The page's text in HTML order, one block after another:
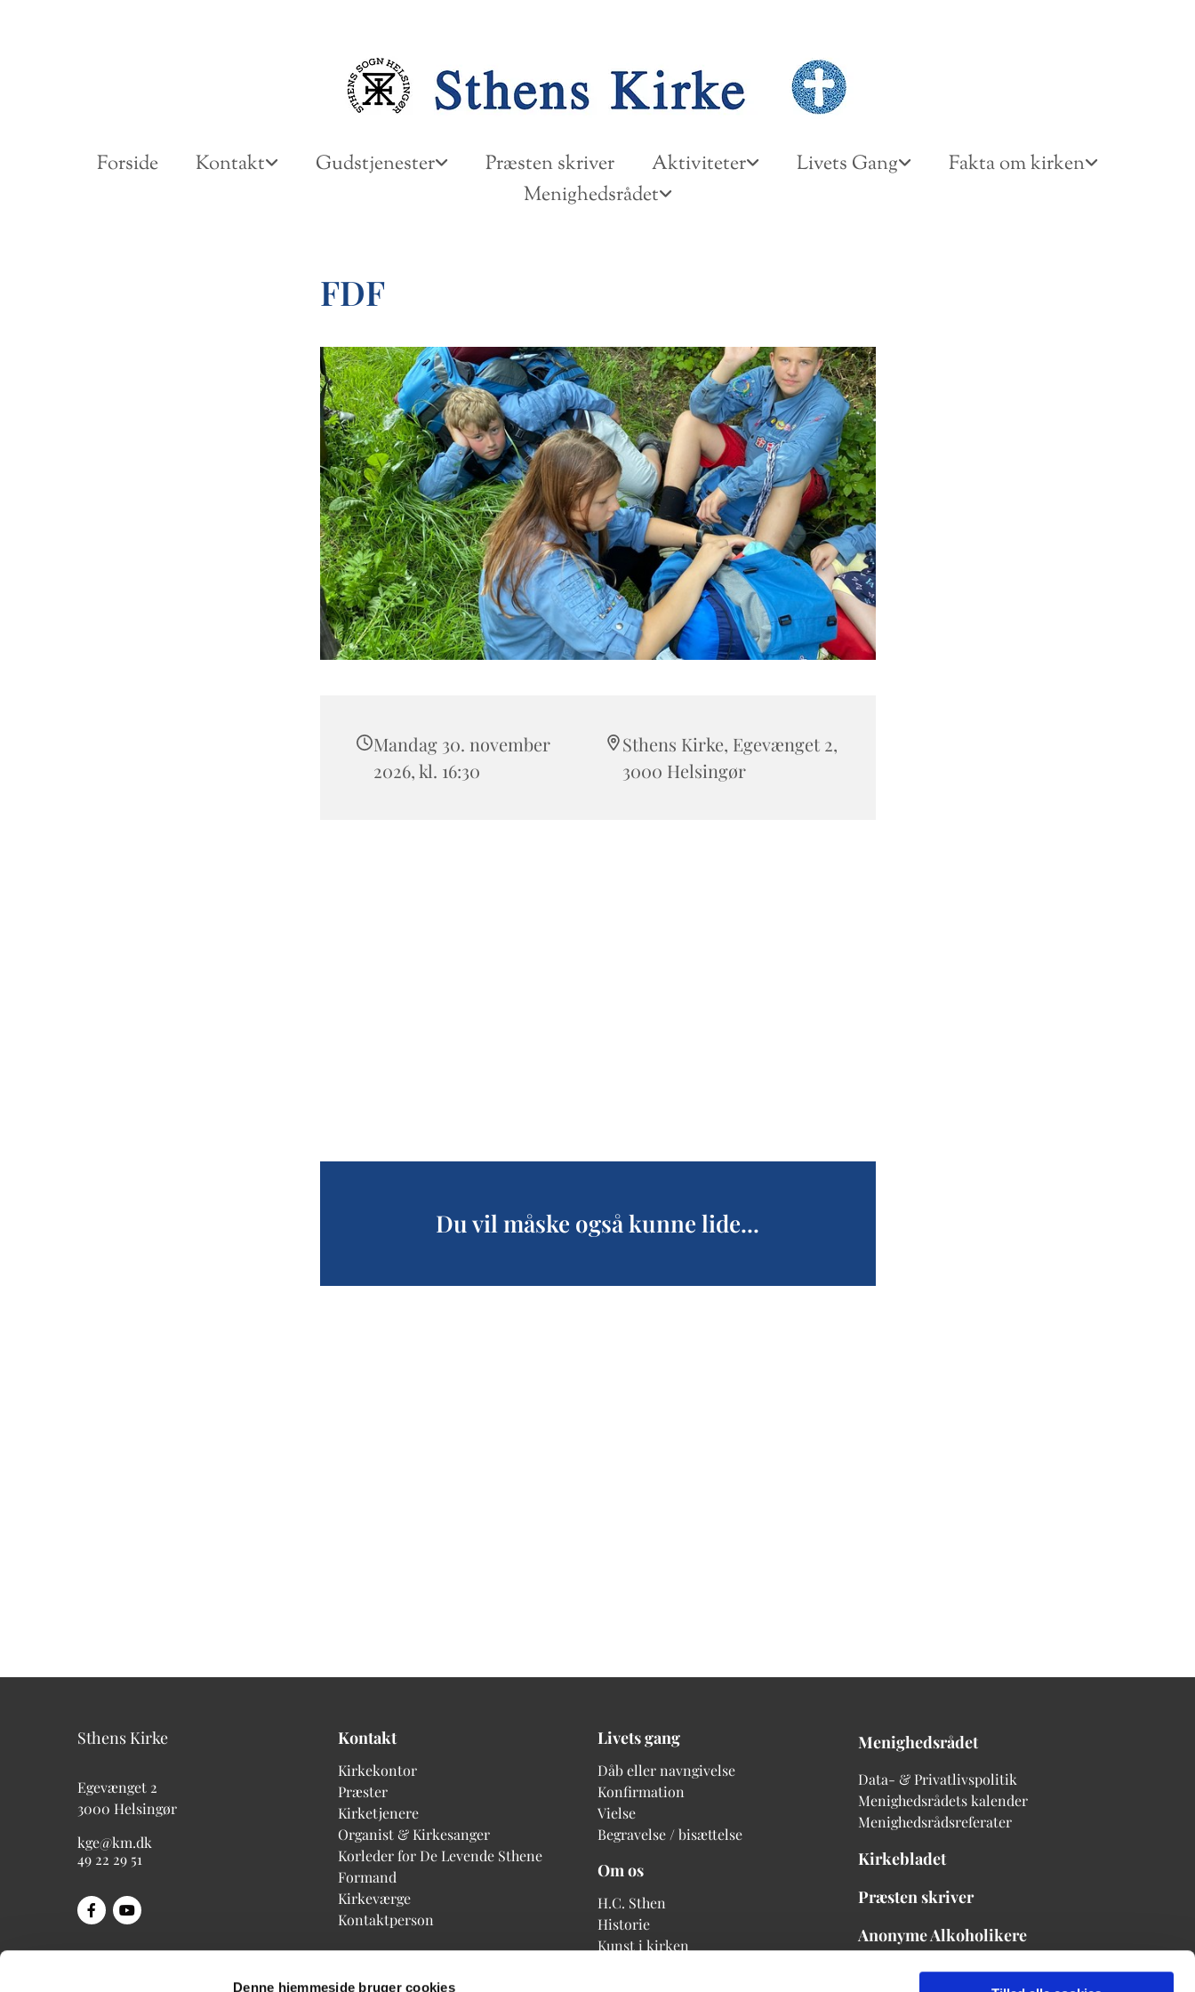
Denne hjemmeside bruger cookies
Forside Kontakt Gudstjenester Præsten skriver Aktiviteter Livets Gang
Fakta om kirken
Menighedsrådet
FDF
Mandag 30. november
2026, kl. 16:30
Sthens Kirke, Egevænget 2,
3000 Helsingør
Du vil måske også kunne lide...
Sthens Kirke
Egevænget 2
3000 Helsingør
kge@km.dk
49 22 29 51
Kontakt
Kirkekontor
Præster
Kirketjenere
Organist & Kirkesanger
Korleder for De Levende Sthene
Formand
Kirkeværge
Kontaktperson
Livets gang
Dåb eller navngivelse
Konfirmation
Vielse
Begravelse / bisættelse
Om os
H.C. Sthen
Historie
Kunst i kirken
Menighedsrådet
Data- & Privatlivspolitik
Menighedsrådets kalender
Menighedsrådsreferater
Kirkebladet
Præsten skriver
Anonyme Alkoholikere
Menighedsrådets mødekalender